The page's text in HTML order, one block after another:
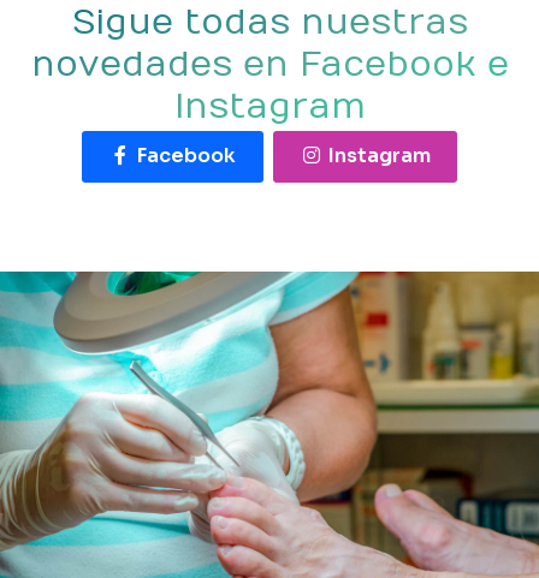
Sigue todas nuestras
novedades en Facebook e
Instagram
Facebook Instagram